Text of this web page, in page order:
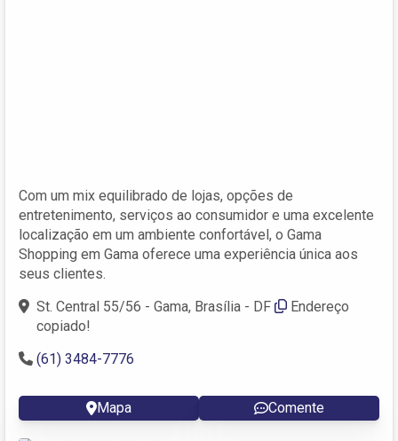
Com um mix equilibrado de lojas, opções de
entretenimento, serviços ao consumidor e uma excelente
localização em um ambiente confortável, o Gama
Shopping em Gama oferece uma experiência única aos
seus clientes.
St. Central 55/56 - Gama, Brasília - DF
Endereço
copiado!
(61) 3484-7776
Mapa Comente